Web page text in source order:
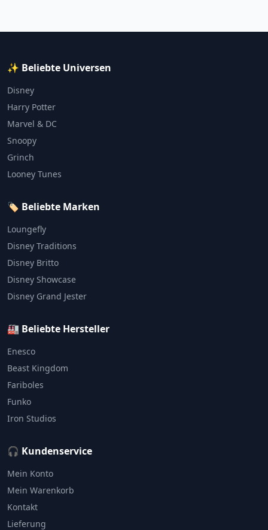
✨ Beliebte Universen
Disney
Harry Potter
Marvel & DC
Snoopy
Grinch
Looney Tunes
🏷️ Beliebte Marken
Loungefly
Disney Traditions
Disney Britto
Disney Showcase
Disney Grand Jester
🏭 Beliebte Hersteller
Enesco
Beast Kingdom
Fariboles
Funko
Iron Studios
🎧 Kundenservice
Mein Konto
Mein Warenkorb
Kontakt
Lieferung